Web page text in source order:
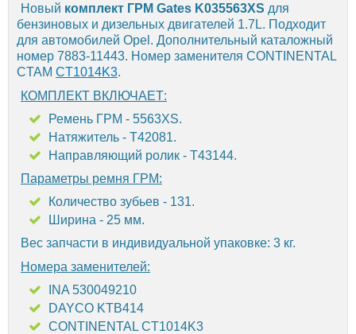
Новый комплект ГРМ Gates K035563XS для
бензиновых и дизельных двигателей 1.7L. Подходит
для автомобилей Opel. Дополнительный каталожный
номер 7883-11443. Номер заменителя CONTINENTAL
CTAM CT1014K3.
КОМПЛЕКТ ВКЛЮЧАЕТ:
Ремень ГРМ - 5563XS.
Натяжитель - T42081.
Направляющий ролик - T43144.
Параметры ремня ГРМ:
Количество зубьев - 131.
Ширина - 25 мм.
Вес запчасти в индивидуальной упаковке: 3 кг.
Номера заменителей:
INA 530049210
DAYCO KTB414
CONTINENTAL CT1014K3